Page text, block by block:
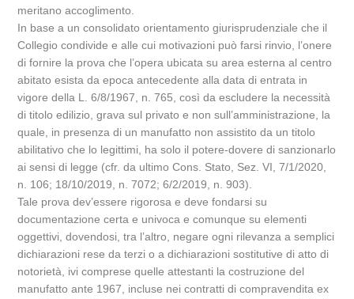
meritano accoglimento.
In base a un consolidato orientamento giurisprudenziale che il
Collegio condivide e alle cui motivazioni può farsi rinvio, l’onere
di fornire la prova che l’opera ubicata su area esterna al centro
abitato esista da epoca antecedente alla data di entrata in
vigore della L. 6/8/1967, n. 765, così da escludere la necessità
di titolo edilizio, grava sul privato e non sull’amministrazione, la
quale, in presenza di un manufatto non assistito da un titolo
abilitativo che lo legittimi, ha solo il potere-dovere di sanzionarlo
ai sensi di legge (cfr. da ultimo Cons. Stato, Sez. VI, 7/1/2020,
n. 106; 18/10/2019, n. 7072; 6/2/2019, n. 903).
Tale prova dev’essere rigorosa e deve fondarsi su
documentazione certa e univoca e comunque su elementi
oggettivi, dovendosi, tra l’altro, negare ogni rilevanza a semplici
dichiarazioni rese da terzi o a dichiarazioni sostitutive di atto di
notorietà, ivi comprese quelle attestanti la costruzione del
manufatto ante 1967, incluse nei contratti di compravendita ex